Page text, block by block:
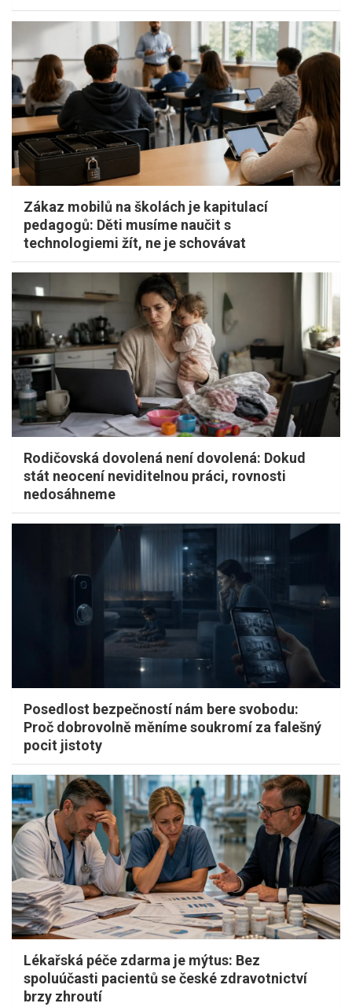
Zákaz mobilů na školách je kapitulací
pedagogů: Děti musíme naučit s
technologiemi žít, ne je schovávat
Rodičovská dovolená není dovolená: Dokud
stát neocení neviditelnou práci, rovnosti
nedosáhneme
Posedlost bezpečností nám bere svobodu:
Proč dobrovolně měníme soukromí za falešný
pocit jistoty
Lékařská péče zdarma je mýtus: Bez
spoluúčasti pacientů se české zdravotnictví
brzy zhroutí